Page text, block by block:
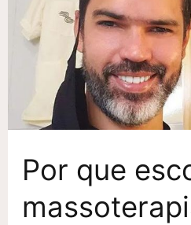
Por que